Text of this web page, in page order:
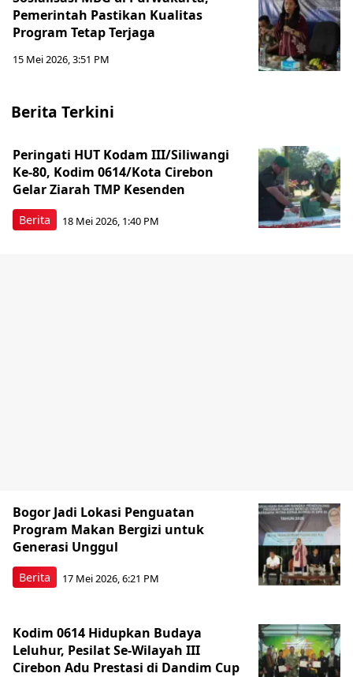
Pemerintah Pastikan Kualitas
Program Tetap Terjaga
15 Mei 2026, 3:51 PM
Berita Terkini
Berita
Peringati HUT Kodam III/Siliwangi
Ke-80, Kodim 0614/Kota Cirebon
Gelar Ziarah TMP Kesenden
18 Mei 2026, 1:40 PM
Berita
Bogor Jadi Lokasi Penguatan
Program Makan Bergizi untuk
Generasi Unggul
17 Mei 2026, 6:21 PM
Kodim 0614 Hidupkan Budaya
Leluhur, Pesilat Se-Wilayah III
Cirebon Adu Prestasi di Dandim Cup